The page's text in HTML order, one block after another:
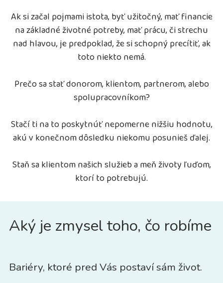
Ak si začal pojmami istota, byť užitočný, mať financie
na základné životné potreby, mať prácu, či strechu
nad hlavou, je predpoklad, že si schopný precítiť, ak
toto niekto nemá.
Prečo sa stať donorom, klientom, partnerom, alebo
spolupracovníkom?
Stačí ti na to poskytnúť nepomerne nižšiu hodnotu,
akú v konečnom dôsledku niekomu posunieš ďalej.
Staň sa klientom našich služieb a meň životy ľuďom,
ktorí to potrebujú.
Aký je zmysel toho, čo robíme
Bariéry, ktoré pred Vás postaví sám život.